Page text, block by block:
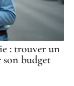
: trouver un
son budget